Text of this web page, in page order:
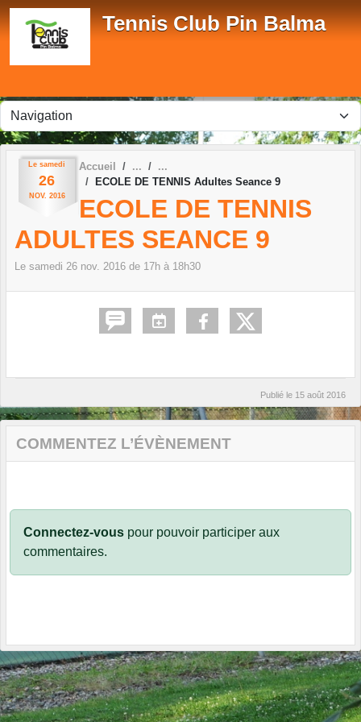
Tennis Club Pin Balma
Le samedi
26
NOV. 2016
Accueil
ECOLE DE TENNIS Adultes Seance 9
ECOLE DE TENNIS
ADULTES SEANCE 9
Le samedi 26 nov. 2016 de 17h à 18h30
Publié le 15 août 2016
COMMENTEZ L’ÉVÈNEMENT
Connectez-vous pour pouvoir participer aux
commentaires.
Panneau de gestion des cookies